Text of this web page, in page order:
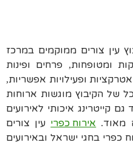
עין צורים ממוקמים במרכז
ומטופחות,
פרחים ופינות
ופעילויות אפשריות,
של הקיבוץ מוגשות ארוחות
קייטרינג איכותי לאירועים
מאוד. אירוח כפריעין צורים
כפרי בחגי ישראל ובאירועים